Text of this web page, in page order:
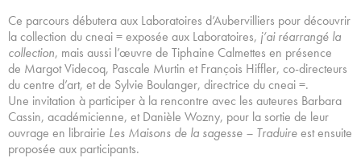
Ce parcours débutera aux Laboratoires d’Aubervilliers pour découvrir
la collection du cneai = exposée aux Laboratoires, j’ai réarrangé la
collection, mais aussi l’œuvre de Tiphaine Calmettes en présence
de Margot Videcoq, Pascale Murtin et François Hiffler, co-directeurs
du centre d’art, et de Sylvie Boulanger, directrice du cneai =.
Une invitation à participer à la rencontre avec les auteures Barbara
Cassin, académicienne, et Danièle Wozny, pour la sortie de leur
ouvrage en librairie Les Maisons de la sagesse – Traduireest ensuite
proposée aux participants.